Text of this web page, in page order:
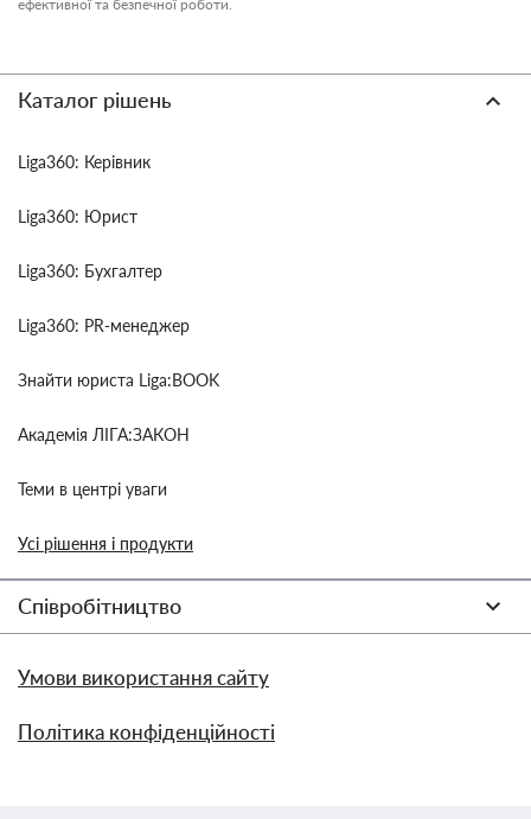
ефективної та безпечної роботи.
Каталог рішень
Liga360: Керівник
Liga360: Юрист
Liga360: Бухгалтер
Liga360: PR-менеджер
Знайти юриста Liga:BOOK
Академія ЛІГА:ЗАКОН
Теми в центрі уваги
Усі рішення і продукти
Співробітництво
Умови використання сайту
Політика конфіденційності